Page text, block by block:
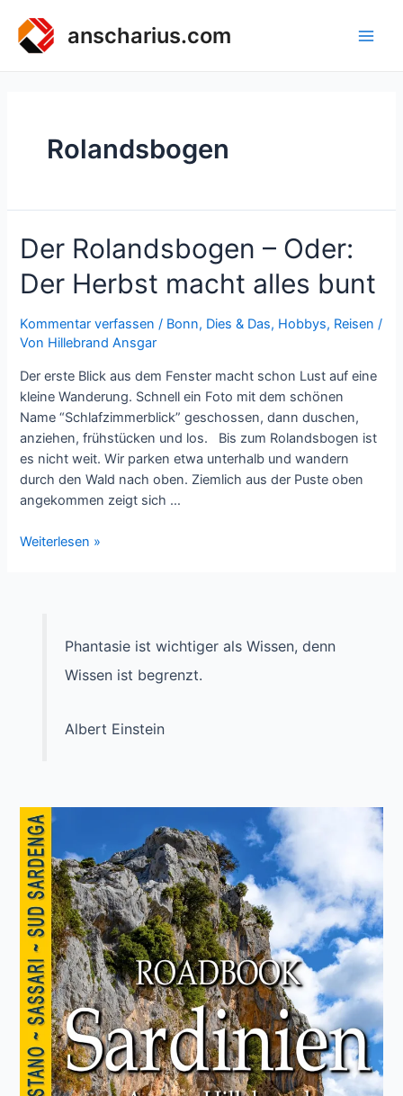
Inhalt
springen
anscharius.com
Rolandsbogen
Der Rolandsbogen – Oder:
Der Herbst macht alles bunt
Kommentar verfassen / Bonn, Dies & Das, Hobbys, Reisen /
Von Hillebrand Ansgar
Der erste Blick aus dem Fenster macht schon Lust auf eine
kleine Wanderung. Schnell ein Foto mit dem schönen
Name “Schlafzimmerblick” geschossen, dann duschen,
anziehen, frühstücken und los. Bis zum Rolandsbogen ist
es nicht weit. Wir parken etwa unterhalb und wandern
durch den Wald nach oben. Ziemlich aus der Puste oben
angekommen zeigt sich …
Der
Weiterlesen »
Phantasie ist wichtiger als Wissen, denn
Wissen ist begrenzt.
Albert Einstein